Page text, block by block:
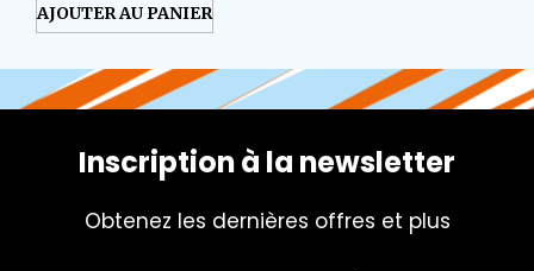
AJOUTER AU PANIER
Inscription à la newsletter
Obtenez les dernières offres et plus